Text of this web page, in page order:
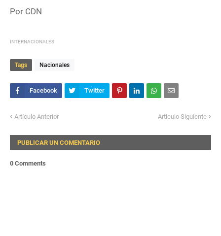
Por CDN
INTERNACIONALES
Tags Nacionales
Artículo Anterior Artículo Siguiente
PUBLICAR UN COMENTARIO
0 Comments